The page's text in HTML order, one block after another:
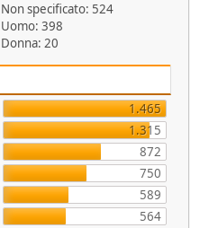
Non specificato: 524
Uomo: 398
Donna: 20
1.465
1.315
872
750
589
564